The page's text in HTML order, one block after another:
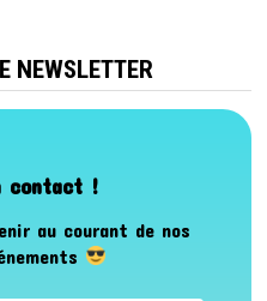
NEWSLETTER
contact !
au courant de nos